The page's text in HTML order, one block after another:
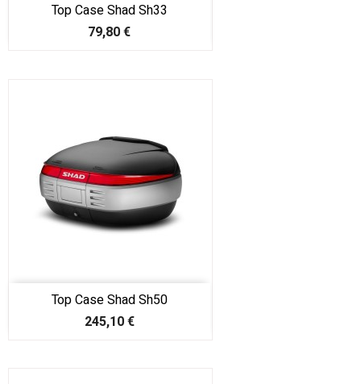
Top Case Shad Sh33
Prix
79,80 €
Top Case Shad Sh50
Prix
245,10 €